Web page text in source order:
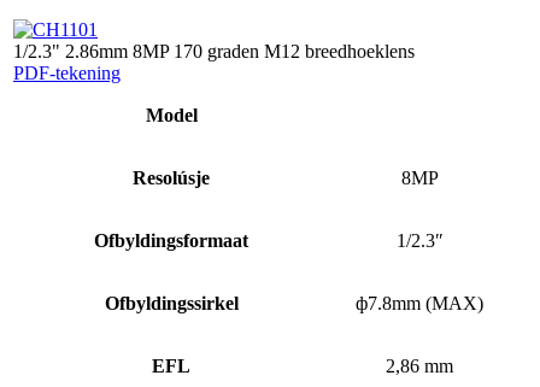
1/2.3" 2.86mm 8MP 170 graden M12 breedhoeklens
PDF-tekening
Model
Resolúsje 8MP
Ofbyldingsformaat 1/2.3″
Ofbyldingssirkel ф7.8mm (MAX)
EFL 2,86 mm